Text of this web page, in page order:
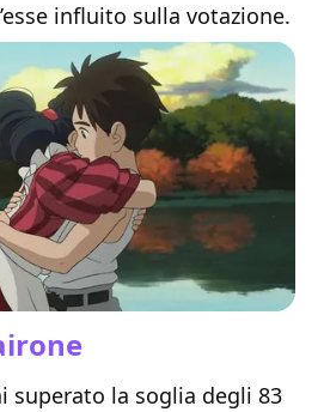
influito sulla votazione.
superato la soglia degli 83